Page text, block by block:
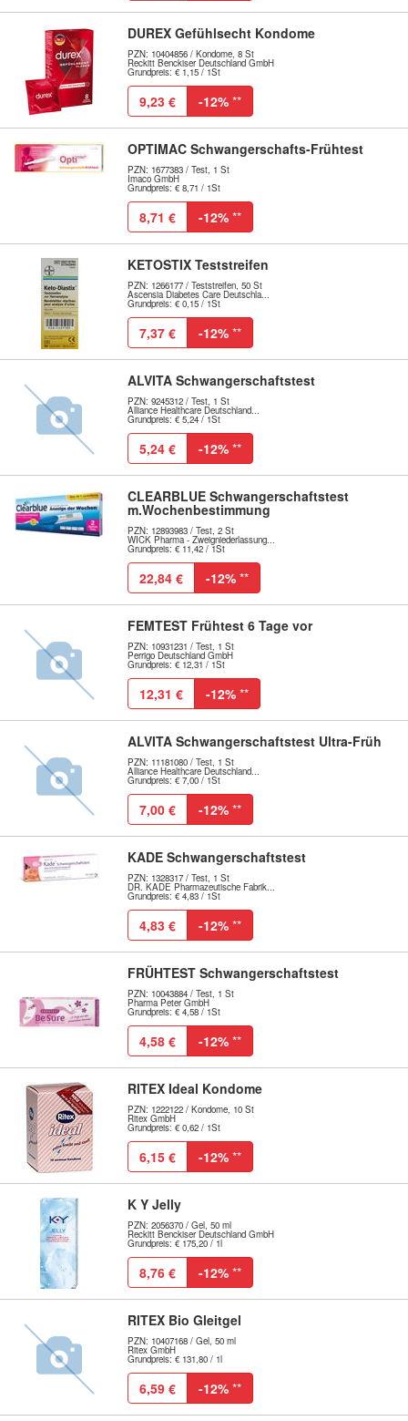
DUREX Gefühlsecht Kondome
PZN: 10404856 / Kondome, 8 St
Reckitt Benckiser Deutschland GmbH
Grundpreis: € 1,15 / 1St
9,23 € -12% **
OPTIMAC Schwangerschafts-Frühtest
PZN: 1677383 / Test, 1 St
Imaco GmbH
Grundpreis: € 8,71 / 1St
8,71 € -12% **
KETOSTIX Teststreifen
PZN: 1266177 / Teststreifen, 50 St
Ascensia Diabetes Care Deutschla...
Grundpreis: € 0,15 / 1St
7,37 € -12% **
ALVITA Schwangerschaftstest
PZN: 9245312 / Test, 1 St
Alliance Healthcare Deutschland...
Grundpreis: € 5,24 / 1St
5,24 € -12% **
CLEARBLUE Schwangerschaftstest
m.Wochenbestimmung
PZN: 12893983 / Test, 2 St
WICK Pharma - Zweigniederlassung...
Grundpreis: € 11,42 / 1St
22,84 € -12% **
FEMTEST Frühtest 6 Tage vor
PZN: 10931231 / Test, 1 St
Perrigo Deutschland GmbH
Grundpreis: € 12,31 / 1St
12,31 € -12% **
ALVITA Schwangerschaftstest Ultra-Früh
PZN: 11181080 / Test, 1 St
Alliance Healthcare Deutschland...
Grundpreis: € 7,00 / 1St
7,00 € -12% **
KADE Schwangerschaftstest
PZN: 1328317 / Test, 1 St
DR. KADE Pharmazeutische Fabrik...
Grundpreis: € 4,83 / 1St
4,83 € -12% **
FRÜHTEST Schwangerschaftstest
PZN: 10043884 / Test, 1 St
Pharma Peter GmbH
Grundpreis: € 4,58 / 1St
4,58 € -12% **
RITEX Ideal Kondome
PZN: 1222122 / Kondome, 10 St
Ritex GmbH
Grundpreis: € 0,62 / 1St
6,15 € -12% **
K Y Jelly
PZN: 2056370 / Gel, 50 ml
Reckitt Benckiser Deutschland GmbH
Grundpreis: € 175,20 / 1l
8,76 € -12% **
RITEX Bio Gleitgel
PZN: 10407168 / Gel, 50 ml
Ritex GmbH
Grundpreis: € 131,80 / 1l
6,59 € -12% **